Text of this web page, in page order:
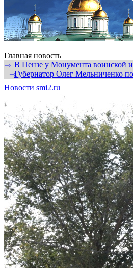
Главная новость
⇾ В Пензе у Монумента воинской
⇾Губернатор Олег Мельниченко
Новости smi2.ru